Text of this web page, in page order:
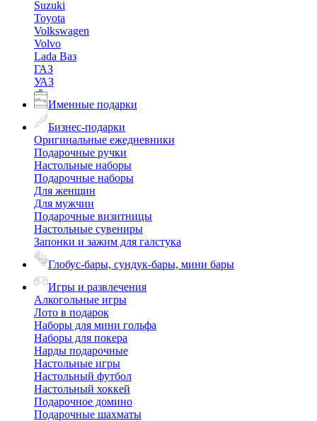
Suzuki
Toyota
Volkswagen
Volvo
Lada Ваз
ГАЗ
УАЗ
Именные подарки
Бизнес-подарки
Оригинальные ежедневники
Подарочные ручки
Настольные наборы
Подарочные наборы
Для женщин
Для мужчин
Подарочные визитницы
Настольные сувениры
Запонки и зажим для галстука
Глобус-бары, сундук-бары, мини бары
Игры и развлечения
Алкогольные игры
Лото в подарок
Наборы для мини гольфа
Наборы для покера
Нарды подарочные
Настольные игры
Настольный футбол
Настольный хоккей
Подарочное домино
Подарочные шахматы